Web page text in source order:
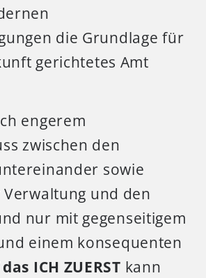
die Grundlage für
gerichtetes Amt
engerem
zwischen den
sowie
und den
nur mit gegenseitigem
einem konsequenten
ICH ZUERST kann